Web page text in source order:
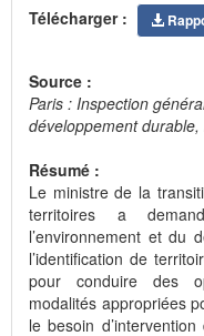
Télécharger :
Source :
Paris : Inspection
développement
Résumé :
Le ministre de la
territoires a
l’environnement et du
l’identification de
pour conduire des
modalités appropriées
le besoin